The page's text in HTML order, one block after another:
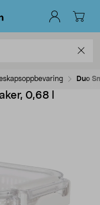
Duo
0,68 l